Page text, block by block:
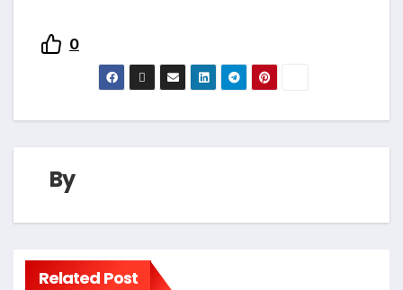
0
By
Related Post